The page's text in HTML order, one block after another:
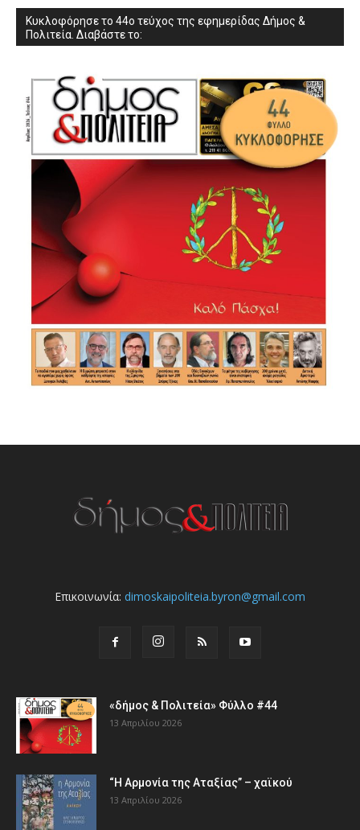
Κυκλοφόρησε το 44ο τεύχος της εφημερίδας Δήμος &
Πολιτεία. Διαβάστε το:
Επικοινωνία: dimoskaipoliteia.byron@gmail.com
«δήμος & Πολιτεία» Φύλλο #44
13 Απριλίου 2026
“Η Αρμονία της Αταξίας” – χαϊκού
13 Απριλίου 2026